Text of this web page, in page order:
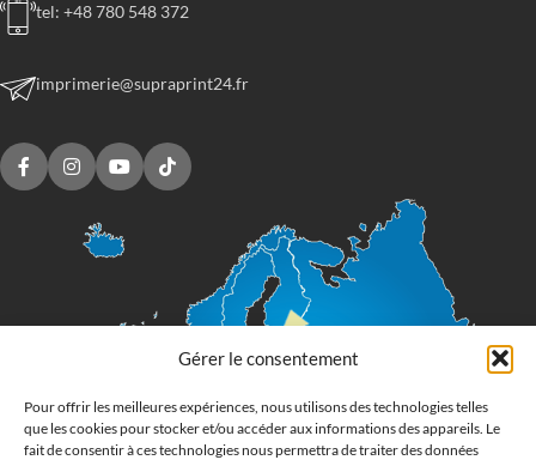
Gérer le consentement
Pour offrir les meilleures expériences, nous utilisons des technologies telles
que les cookies pour stocker et/ou accéder aux informations des appareils. Le
fait de consentir à ces technologies nous permettra de traiter des données
tel: +48 780 548 372
imprimerie@supraprint24.fr